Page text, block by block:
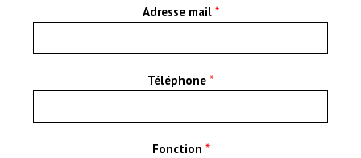
Adresse mail *
Téléphone *
Fonction *